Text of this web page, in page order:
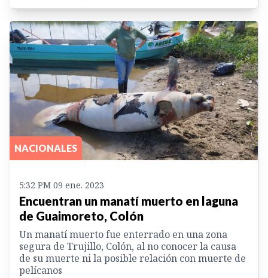
NACIONALES
5:32 PM 09 ene. 2023
Encuentran un manatí muerto en laguna
de Guaimoreto, Colón
Un manatí muerto fue enterrado en una zona
segura de Trujillo, Colón, al no conocer la causa
de su muerte ni la posible relación con muerte de
pelícanos